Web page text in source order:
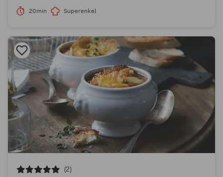
20min Superenkel
(2)